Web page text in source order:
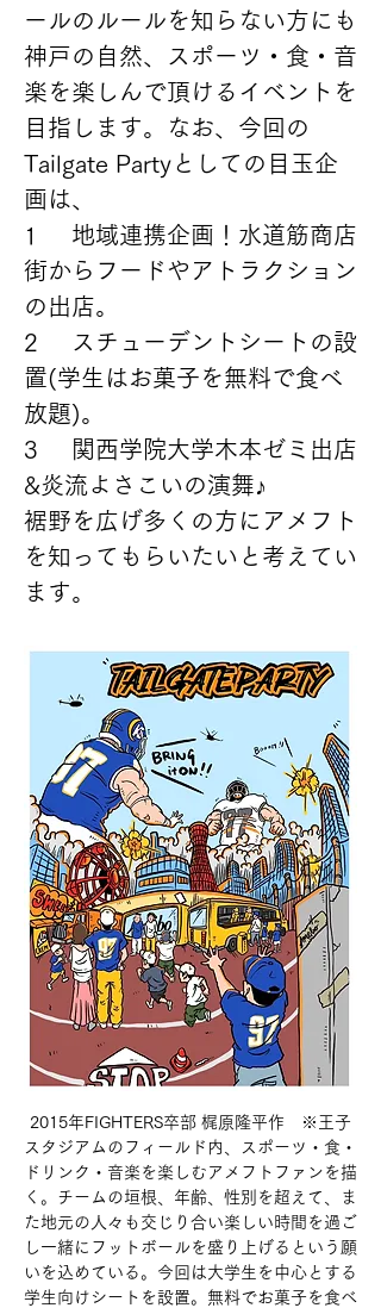
ールのルールを知らない方にも
神戸の自然、スポーツ・食・音
楽を楽しんで頂けるイベントを
目指します。なお、今回の
Tailgate Partyとしての目玉企
画は、
1	地域連携企画！水道筋商店
街からフードやアトラクション
の出店。
2	スチューデントシートの設
置(学生はお菓子を無料で食べ
放題)。
3	関西学院大学木本ゼミ出店
&炎流よさこいの演舞♪
裾野を広げ多くの方にアメフト
を知ってもらいたいと考えてい
ます。
2015年FIGHTERS卒部 梶原隆平作　※王子
スタジアムのフィールド内、スポーツ・食・
ドリンク・音楽を楽しむアメフトファンを描
く。チームの垣根、年齢、性別を超えて、ま
た地元の人々も交じり合い楽しい時間を過ご
し一緒にフットボールを盛り上げるという願
いを込めている。今回は大学生を中心とする
学生向けシートを設置。無料でお菓子を食べ